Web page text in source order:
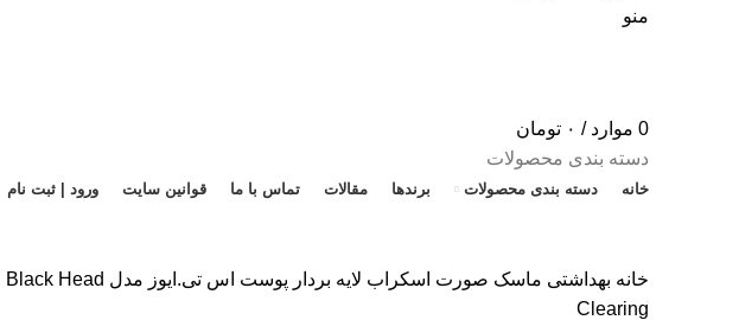
منو
0 موارد / ۰ تومان
دسته بندی محصولات
خانه دسته بندی محصولات برندها مقالات تماس با ما قوانین سایت ورود | ثبت نام
خانه بهداشتی ماسک صورت
اسکراب لایه بردار پوست اس تی.ایوز مدل Black Head
Clearing